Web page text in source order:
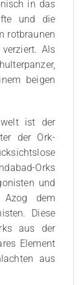
in das
und die
rotbraunen
Als
beigen
ist der
der Ork-
Orks
und
dem
Diese
aus der
Element
aus